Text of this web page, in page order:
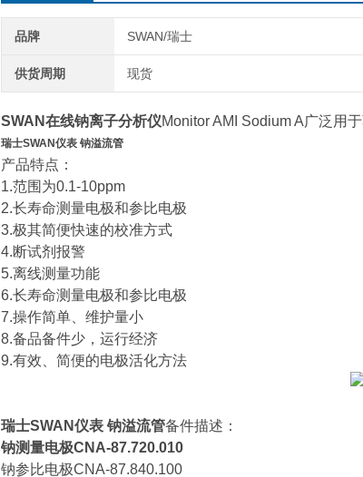
品牌 SWAN/瑞士
供货周期 现货
SWAN在线钠离子分析仪Monitor AMI Sodium A广泛用
瑞士SWAN仪表 钠溢流管
产品特点：
1.范围为0.1-10ppm
2.长寿命测量电极和参比电极
3.极其简便快速的校准方式
4.断试剂报警
5.离线测量功能
6.长寿命测量电极和参比电极
7.操作简单、维护量小
8.备品备件少，运行经济
9.有效、简便的电极活化方法
瑞士SWAN仪表 钠溢流管备件描述：
钠测量电极CNA-87.720.010
钠参比电极CNA-87.840.100